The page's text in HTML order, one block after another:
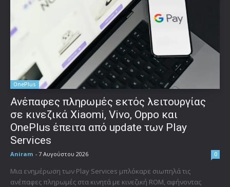
OnePlus
Ανέπαφες πληρωμές εκτός λειτουργίας
σε κινεζικά Xiaomi, Vivo, Oppo και
OnePlus έπειτα από update των Play
Services
Aniram - 7 Αυγούστου 2026 0
Μια ενημέρωση των Play Services μπλόκαρε σιωπηλά τις
ανέπαφες πληρωμές στα κινητά με κινεζική ROM, αφήνοντας